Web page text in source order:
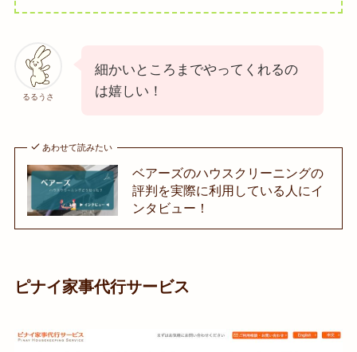
るるうさ
細かいところまでやってくれるの
は嬉しい！
あわせて読みたい
ベアーズのハウスクリーニングの
評判を実際に利用している人にイ
ンタビュー！
ピナイ家事代行サービス